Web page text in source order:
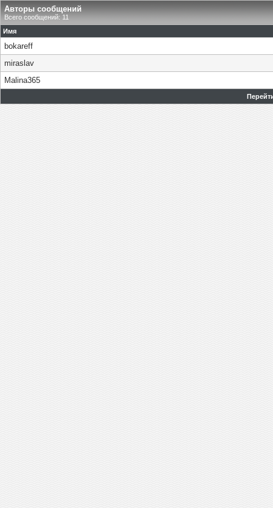
Авторы сообщений
Всего сообщений: 11
Имя
bokareff
miraslav
Malina365